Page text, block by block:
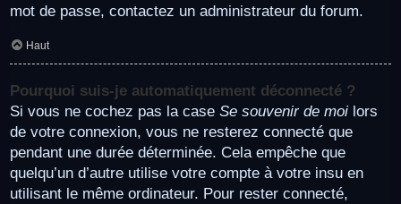
mot de passe, contactez un administrateur du forum.
Haut
Pourquoi suis-je automatiquement déconnecté ?
Si vous ne cochez pas la case Se souvenir de moi lors
de votre connexion, vous ne resterez connecté que
pendant une durée déterminée. Cela empêche que
quelqu’un d’autre utilise votre compte à votre insu en
utilisant le même ordinateur. Pour rester connecté,